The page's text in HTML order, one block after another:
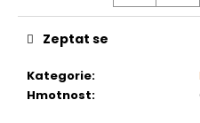
Kategorie:
Hmotnost:
Zeptat se
o
p
u